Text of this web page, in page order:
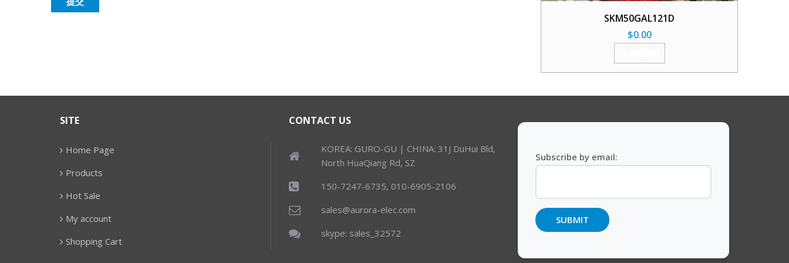
SKM50GAL121D
$0.00
SITE
Home Page
Products
Hot Sale
My account
Shopping Cart
CONTACT US
KOREA: GURO-GU | CHINA: 31J DuHui Bld,
North HuaQiang Rd, SZ
150-7247-6735, 010-6905-2106
sales@aurora-elec.com
skype: sales_32572
Subscribe by email: